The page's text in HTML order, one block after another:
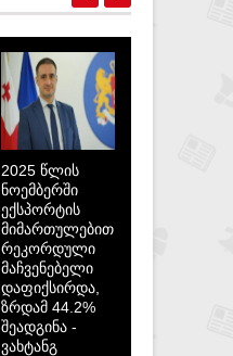
2025 წლის
ნოემბერში
ექსპორტის
მიმართულებით
რეკორდული
მაჩვენებელი
დაფიქსირდა,
ზრდამ 44.2%
შეადგინა -
ვახტანგ